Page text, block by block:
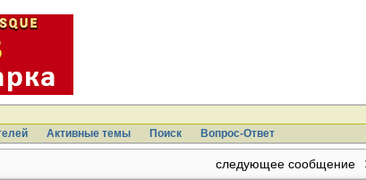
Активные темы Поиcк Вопрос-Ответ
следующее сообщение